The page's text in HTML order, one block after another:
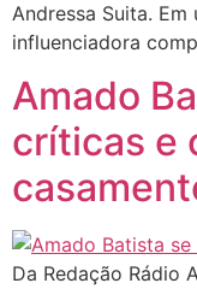
Andressa Suita.
influenciadora
Amado
críticas e
Da Redação Rádio